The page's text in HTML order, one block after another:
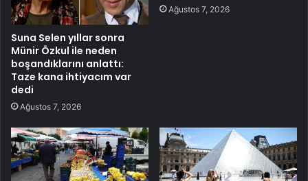
Suna Selen yıllar sonra
Münir Özkul ile neden
boşandıklarını anlattı:
Taze kana ihtiyacım var
dedi
Ağustos 7, 2026
Ağustos 7, 2026